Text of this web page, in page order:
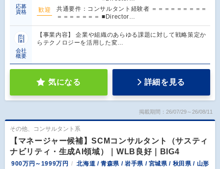
応募
資格
歓迎
共通要件：コンサルタント経験者 ＝＝＝＝＝＝＝＝＝
＝＝＝＝＝＝＝ ■Director…
会社
概要
【事業内容】 企業や組織のあらゆる課題に対して戦略策定か
らテクノロジーを活用した変…
気になる 詳細を見る
掲載期間：26/07/29～26/08/11
その他、コンサルタント系
【マネージャー候補】SCMコンサルタント（サスティ
ナビリティ・生成AI領域）｜WLB良好｜BIG4
900万円～1999万円
北海道 / 青森県 / 岩手県 / 宮城県 / 秋田県 / 山形